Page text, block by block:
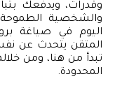
وقدرات، ويدفعك
والشخصية الطموحة.
اليوم في صياغة
المتقن يتحدث عن
تبدأ من هنا، ومن
المحدودة.